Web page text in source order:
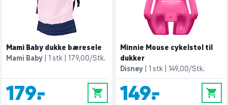
Mami Baby dukke bæresele
Mami Baby
1 stk 179,00/Stk.
179,- 0
Minnie Mouse cykelstol til
dukker
Disney
1 stk 149,00/Stk.
149,- 0